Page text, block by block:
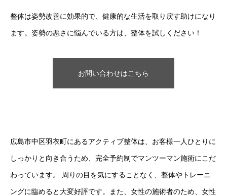
整体は姿勢改善に効果的で、健康的な生活を取り戻す助けになり
ます。姿勢の悪さに悩んでいる方は、整体を試しください！
お問い合わせはこちら
広島市中区羽衣町にあるアクティブ整体は、お客様一人ひとりに
しっかりと向き合うため、完全予約制でマンツーマン施術にこだ
わっています。 周りの目を気にすることなく、整体やトレーニ
ングに臨めると大変好評です。また、女性の施術者のため、女性